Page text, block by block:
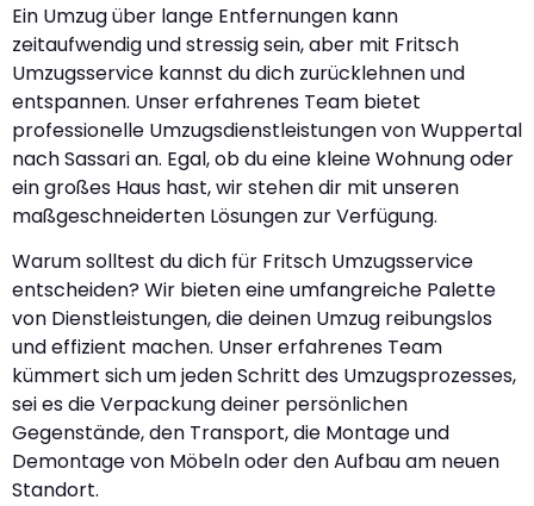
Ein Umzug über lange Entfernungen kann
zeitaufwendig und stressig sein, aber mit Fritsch
Umzugsservice kannst du dich zurücklehnen und
entspannen. Unser erfahrenes Team bietet
professionelle Umzugsdienstleistungen von Wuppertal
nach Sassari an. Egal, ob du eine kleine Wohnung oder
ein großes Haus hast, wir stehen dir mit unseren
maßgeschneiderten Lösungen zur Verfügung.
Warum solltest du dich für Fritsch Umzugsservice
entscheiden? Wir bieten eine umfangreiche Palette
von Dienstleistungen, die deinen Umzug reibungslos
und effizient machen. Unser erfahrenes Team
kümmert sich um jeden Schritt des Umzugsprozesses,
sei es die Verpackung deiner persönlichen
Gegenstände, den Transport, die Montage und
Demontage von Möbeln oder den Aufbau am neuen
Standort.